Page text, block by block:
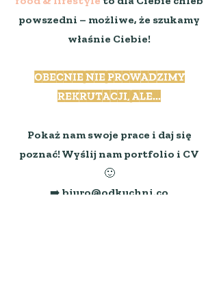
powszedni – możliwe, że szukamy
właśnie Ciebie!
OBECNIE NIE PROWADZIMY
REKRUTACJI, ALE...
Pokaż nam swoje prace i daj się
poznać! Wyślij nam portfolio i CV
🙂
➡️ biuro@odkuchni.co